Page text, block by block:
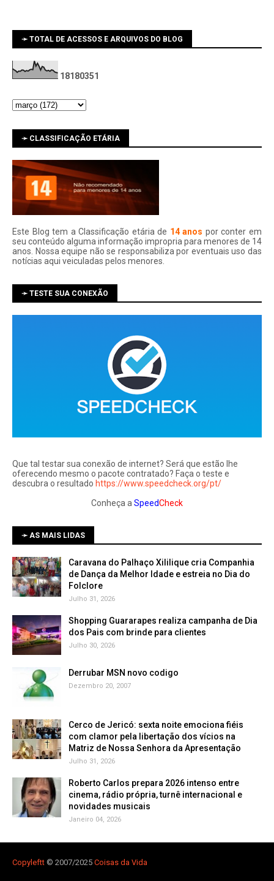
➛ TOTAL DE ACESSOS E ARQUIVOS DO BLOG
1 81 80351
➛ CLASSIFICAÇÃO ETÁRIA
Este Blog tem a Classificação etária de 14 anos por conter em
seu conteúdo alguma informação impropria para menores de 14
anos. Nossa equipe não se responsabiliza por eventuais uso das
notí­cias aqui veiculadas pelos menores.
➛ TESTE SUA CONEXÃO
Que tal testar sua conexão de internet? Será que estão lhe
oferecendo mesmo o pacote contratado? Faça o teste e
descubra o resultado https://www.speedcheck.org/pt/
Conheça a SpeedCheck
➛ AS MAIS LIDAS
Caravana do Palhaço Xililique cria Companhia
de Dança da Melhor Idade e estreia no Dia do
Folclore
Julho 31, 2026
Shopping Guararapes realiza campanha de Dia
dos Pais com brinde para clientes
Julho 30, 2026
Derrubar MSN novo codigo
Dezembro 20, 2007
Cerco de Jericó: sexta noite emociona fiéis
com clamor pela libertação dos vícios na
Matriz de Nossa Senhora da Apresentação
Julho 31, 2026
Roberto Carlos prepara 2026 intenso entre
cinema, rádio própria, turnê internacional e
novidades musicais
Janeiro 04, 2026
Copyleftt © 2007/2025 Coisas da Vida